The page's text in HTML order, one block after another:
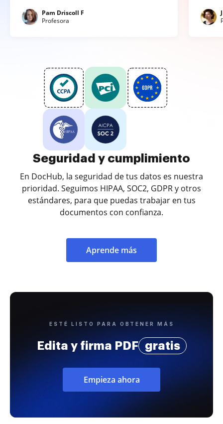
Pam Driscoll F
Profesora
Seguridad y cumplimiento
En DocHub, la seguridad de tus datos es nuestra
prioridad. Seguimos HIPAA, SOC2, GDPR y otros
estándares, para que puedas trabajar en tus
documentos con confianza.
Aprende más
ESTÉ LISTO PARA OBTENER MÁS
Edita y firma PDF gratis
Empieza ahora